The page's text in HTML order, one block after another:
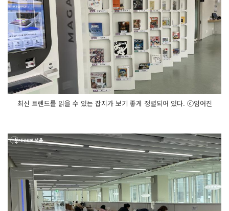
최신 트렌드를 읽을 수 있는 잡지가 보기 좋게 정렬되어 있다. ⓒ임어진